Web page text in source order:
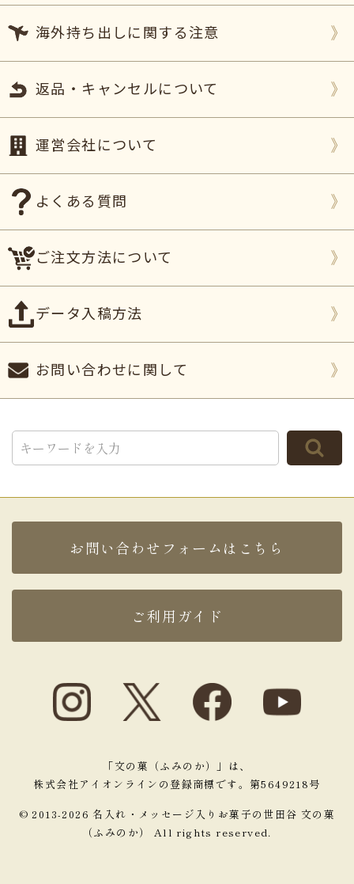
海外持ち出しに関する注意
返品・キャンセルについて
運営会社について
よくある質問
ご注文方法について
データ入稿方法
お問い合わせに関して
お問い合わせフォームはこちら
ご利用ガイド
「文の菓（ふみのか）」は、
株式会社アイオンラインの登録商標です。第5649218号
© 2013-2026 名入れ・メッセージ入りお菓子の世田谷 文の菓
（ふみのか） All rights reserved.
TOP